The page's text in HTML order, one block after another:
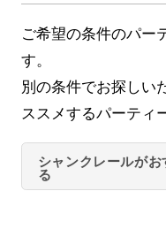
ご希望の条件のパー
す。
別の条件でお探しい
ススメするパーティ
シャンクレールが
る